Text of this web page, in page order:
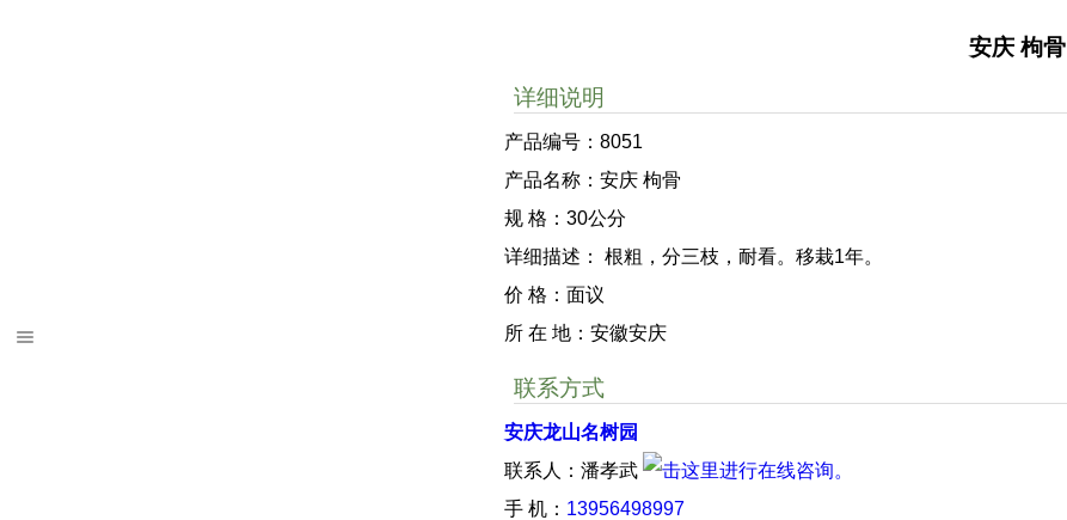
安庆 枸骨
详细说明
产品编号：8051
产品名称：安庆 枸骨
规 格：30公分
详细描述： 根粗，分三枝，耐看。移栽1年。
价 格：面议
所 在 地：安徽安庆
联系方式
安庆龙山名树园
联系人：潘孝武
手 机： 13956498997